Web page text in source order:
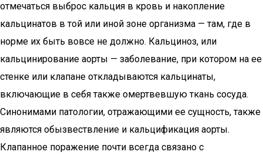
отмечаться выброс кальция в кровь и накопление
кальцинатов в той или иной зоне организма — там, где в
норме их быть вовсе не должно. Кальциноз, или
кальцинирование аорты — заболевание, при котором на ее
стенке или клапане откладываются кальцинаты,
включающие в себя также омертвевшую ткань сосуда.
Синонимами патологии, отражающими ее сущность, также
являются обызвествление и кальцификация аорты.
Клапанное поражение почти всегда связано с